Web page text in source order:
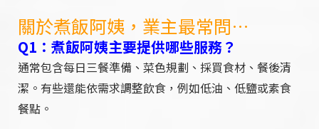
關於煮飯阿姨，業主最常問…
Q1：煮飯阿姨主要提供哪些服務？
通常包含每日三餐準備、菜色規劃、採買食材、餐後清
潔。有些還能依需求調整飲食，例如低油、低鹽或素食
餐點。